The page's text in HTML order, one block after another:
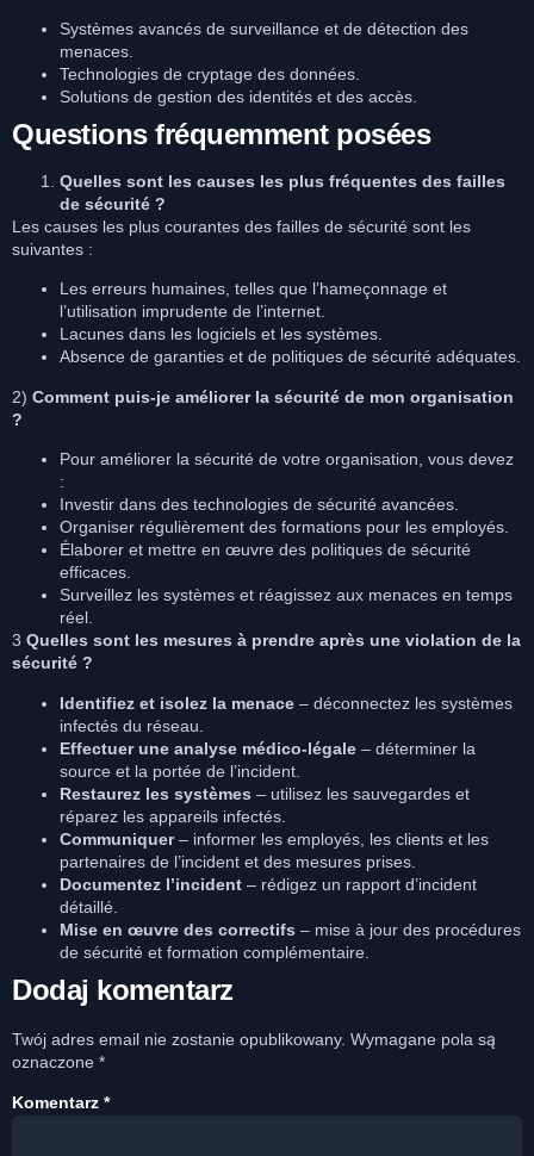
Systèmes avancés de surveillance et de détection des
menaces.
Technologies de cryptage des données.
Solutions de gestion des identités et des accès.
Questions fréquemment posées
Quelles sont les causes les plus fréquentes des failles
de sécurité ?
Les causes les plus courantes des failles de sécurité sont les
suivantes :
Les erreurs humaines, telles que l’hameçonnage et
l’utilisation imprudente de l’internet.
Lacunes dans les logiciels et les systèmes.
Absence de garanties et de politiques de sécurité adéquates.
2) Comment puis-je améliorer la sécurité de mon organisation
?
Pour améliorer la sécurité de votre organisation, vous devez
:
Investir dans des technologies de sécurité avancées.
Organiser régulièrement des formations pour les employés.
Élaborer et mettre en œuvre des politiques de sécurité
efficaces.
Surveillez les systèmes et réagissez aux menaces en temps
réel.
3 Quelles sont les mesures à prendre après une violation de la
sécurité ?
Identifiez et isolez la menace – déconnectez les systèmes
infectés du réseau.
Effectuer une analyse médico-légale – déterminer la
source et la portée de l’incident.
Restaurez les systèmes – utilisez les sauvegardes et
réparez les appareils infectés.
Communiquer– informer les employés, les clients et les
partenaires de l’incident et des mesures prises.
Documentez l’incident – rédigez un rapport d’incident
détaillé.
Mise en œuvre des correctifs – mise à jour des procédures
de sécurité et formation complémentaire.
Dodaj komentarz
Twój adres email nie zostanie opublikowany. Wymagane pola są
oznaczone *
Komentarz *